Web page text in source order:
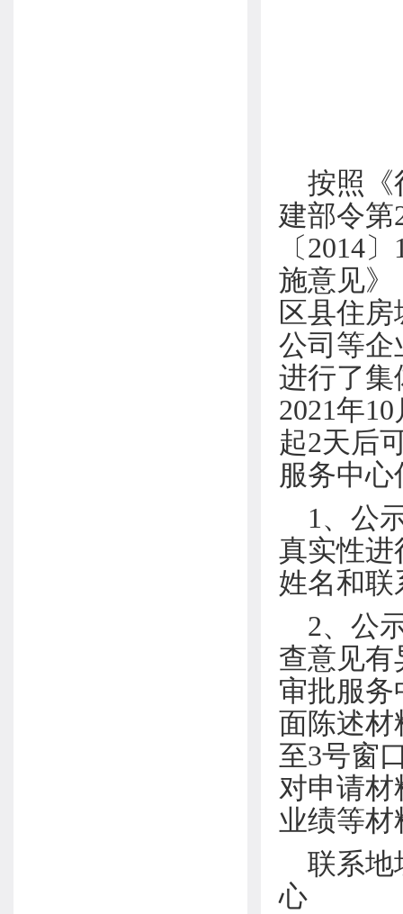
按照《
建部令第
〔2014
施意见》
区县住
公司等企
进行了集
2021年
起2天后
服务中
1、公
真实性进
姓名和
2、公
查意见有
审批服
面陈述
至3号窗
对申请材
业绩等
联系地
心